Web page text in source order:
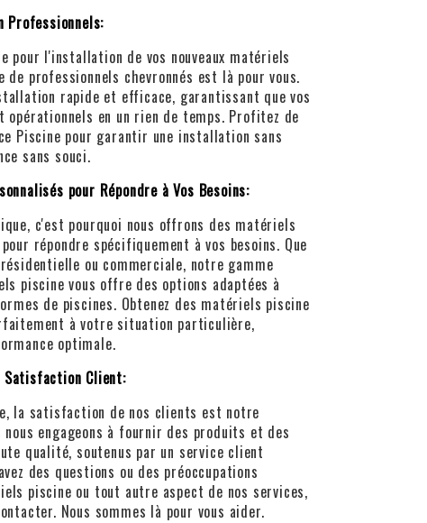
Professionnels:
pour l'installation de vos nouveaux matériels
de professionnels chevronnés est là pour vous.
rapide et efficace, garantissant que vos
en un rien de temps. Profitez de
Piscine pour garantir une installation sans
sans souci.
pour Répondre à Vos Besoins:
c'est pourquoi nous offrons des matériels
répondre spécifiquement à vos besoins. Que
ou commerciale, notre gamme
piscine vous offre des options adaptées à
de piscines. Obtenez des matériels piscine
à votre situation particulière,
optimale.
Satisfaction Client:
la satisfaction de nos clients est notre
engageons à fournir des produits et des
qualité, soutenus par un service client
des questions ou des préoccupations
piscine ou tout autre aspect de nos services,
Nous sommes là pour vous aider.